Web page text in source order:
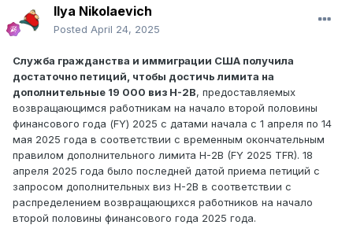
Ilya Nikolaevich
Posted April 24, 2025
Служба гражданства и иммиграции США получила
достаточно петиций, чтобы достичь лимита на
дополнительные 19 000 виз H-2B, предоставляемых
возвращающимся работникам на начало второй половины
финансового года (FY) 2025 с датами начала с 1 апреля по 14
мая 2025 года в соответствии с временным окончательным
правилом дополнительного лимита H-2B (FY 2025 TFR). 18
апреля 2025 года было последней датой приема петиций с
запросом дополнительных виз H-2B в соответствии с
распределением возвращающихся работников на начало
второй половины финансового года 2025 года.